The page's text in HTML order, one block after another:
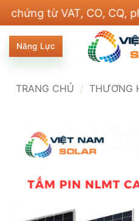
nội
dung
từ VAT, CO, CQ, pháp
Năng Lực
TRANG CHỦ / THƯƠNG